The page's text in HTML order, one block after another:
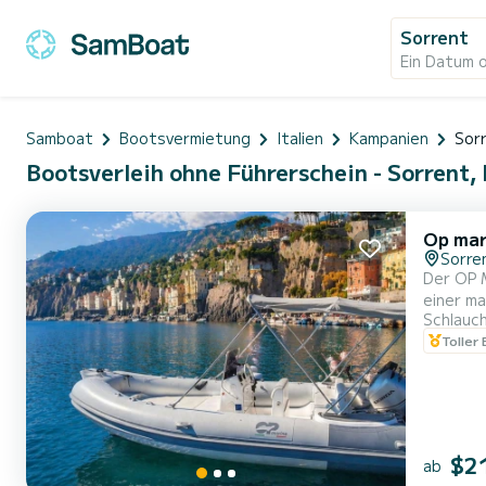
Sorrent
Ein Datum
Samboat Bootsvermietung Italien Kampanien
Bootsverleih ohne Führerschein -
Op
Der OP
einer
Toller
ab